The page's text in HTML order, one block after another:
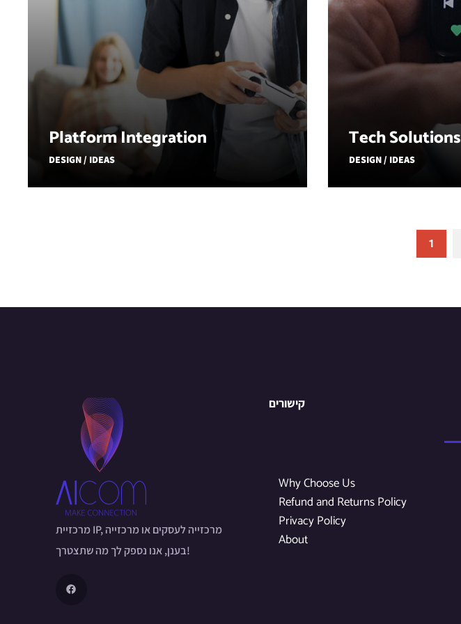
Platform Integration
DESIGN / IDEAS
Tech Solutions
DESIGN / IDEAS
1
מרכזיית IP, מרכזייה לעסקים או מרכזייה
בענן, אנו נספק לך מה שתצטרך!
קישורים
Why Choose Us
Refund and Returns Policy
Privacy Policy
About